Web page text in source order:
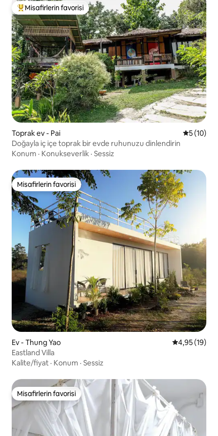
Misafirlerin favorilerinden en beğenilenler arasında
Misafirlerin favorisi
Toprak ev - Pai 55 (10)
Doğayla iç içe toprak bir evde ruhunuzu dinlendirin
Konum · Konukseverlik · Sessiz
Misafirlerin favorisi
Misafirlerin favorisi
Ev - Thung Yao 5 üzerinden
4,95 (19)
Eastland Villa
Kalite/fiyat · Konum · Sessiz
Misafirlerin favorisi
Misafirlerin favorisi